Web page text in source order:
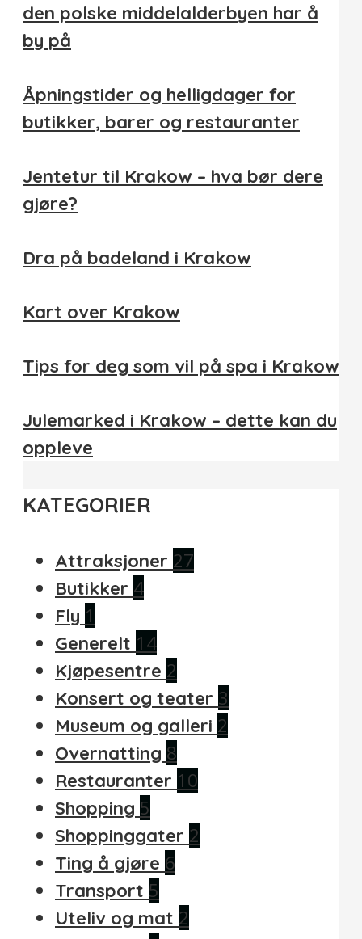
den polske middelalderbyen har å
by på
Åpningstider og helligdager for
butikker, barer og restauranter
Jentetur til Krakow – hva bør dere
gjøre?
Dra på badeland i Krakow
Kart over Krakow
Tips for deg som vil på spa i Krakow
Julemarked i Krakow – dette kan du
oppleve
KATEGORIER
Attraksjoner 27
Butikker 4
Fly 1
Generelt 14
Kjøpesentre 2
Konsert og teater 3
Museum og galleri 2
Overnatting 8
Restauranter 10
Shopping 5
Shoppinggater 2
Ting å gjøre 6
Transport 5
Uteliv og mat 2